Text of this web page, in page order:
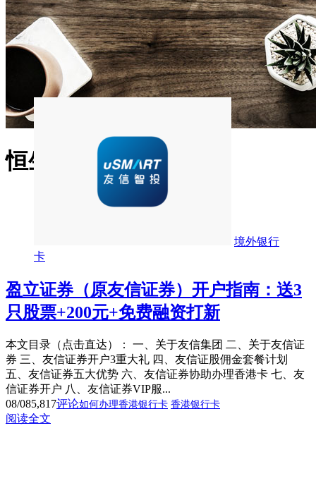
恒生银行
境外银行
卡
盈立证券（原友信证券）开户指南：送3
只股票+200元+免费融资打新
本文目录（点击直达）： 一、关于友信集团 二、关于友信证
券 三、友信证券开户3重大礼 四、友信证股佣金套餐计划
五、友信证券五大优势 六、友信证券协助办理香港卡 七、友
信证券开户 八、友信证券VIP服...
08/085,817评论如何办理香港银行卡 香港银行卡
阅读全文